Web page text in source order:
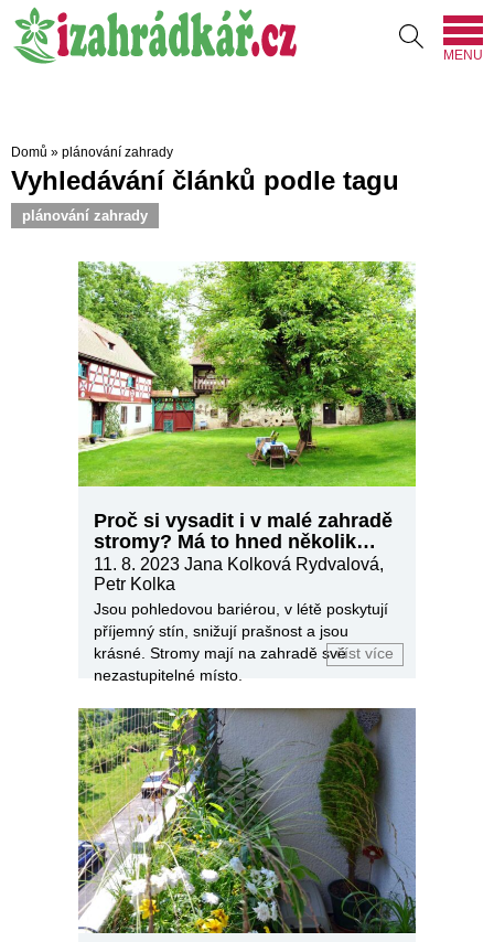
MENU
Domů » plánování zahrady
Vyhledávání článků podle tagu
plánování zahrady
Proč si vysadit i v malé zahradě
stromy? Má to hned několik
pozitiv
11. 8. 2023 Jana Kolková Rydvalová,
Petr Kolka
Jsou pohledovou bariérou, v létě poskytují
příjemný stín, snižují prašnost a jsou
krásné. Stromy mají na zahradě své
nezastupitelné místo.
číst více